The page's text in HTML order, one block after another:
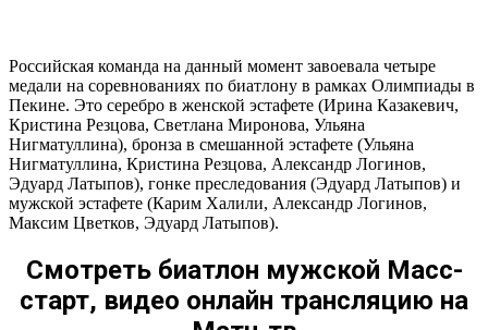
Российская команда на данный момент завоевала четыре
медали на соревнованиях по биатлону в рамках Олимпиады в
Пекине. Это серебро в женской эстафете (Ирина Казакевич,
Кристина Резцова, Светлана Миронова, Ульяна
Нигматуллина), бронза в смешанной эстафете (Ульяна
Нигматуллина, Кристина Резцова, Александр Логинов,
Эдуард Латыпов), гонке преследования (Эдуард Латыпов) и
мужской эстафете (Карим Халили, Александр Логинов,
Максим Цветков, Эдуард Латыпов).
Смотреть биатлон мужской Масс-
старт, видео онлайн трансляцию на